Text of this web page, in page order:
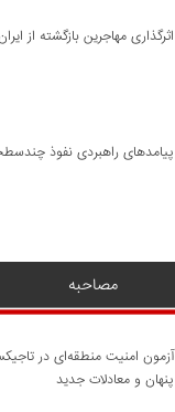
اثرگذاری مهاجرین بازگشته از
پیامدهای راهبردی نفوذ
مصاحبه
آزمون امنیت منطقه‌ای در
پنهان و معادلات جدید